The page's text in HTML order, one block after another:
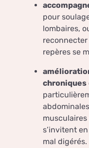
pour
lombaires,
reconnecter
repères se
chroniques
s’invitent
mal digérés.